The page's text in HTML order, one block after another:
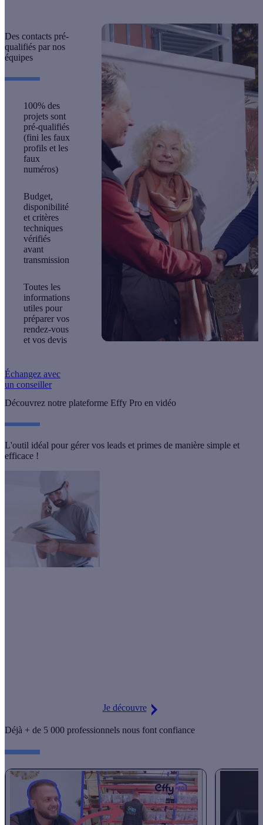
Des contacts pré-
qualifiés par nos
équipes
100% des
projets sont
pré-qualifiés
(fini les faux
profils et les
faux
numéros)
Budget,
disponibilité
et critères
techniques
vérifiés
avant
transmission
Toutes les
informations
utiles pour
préparer vos
rendez-vous
et vos devis
Échangez avec
un conseiller
Découvrez notre plateforme Effy Pro en vidéo
L'outil idéal pour gérer vos leads et primes de manière simple et
efficace !
Je découvre
Déjà + de 5 000 professionnels nous font confiance